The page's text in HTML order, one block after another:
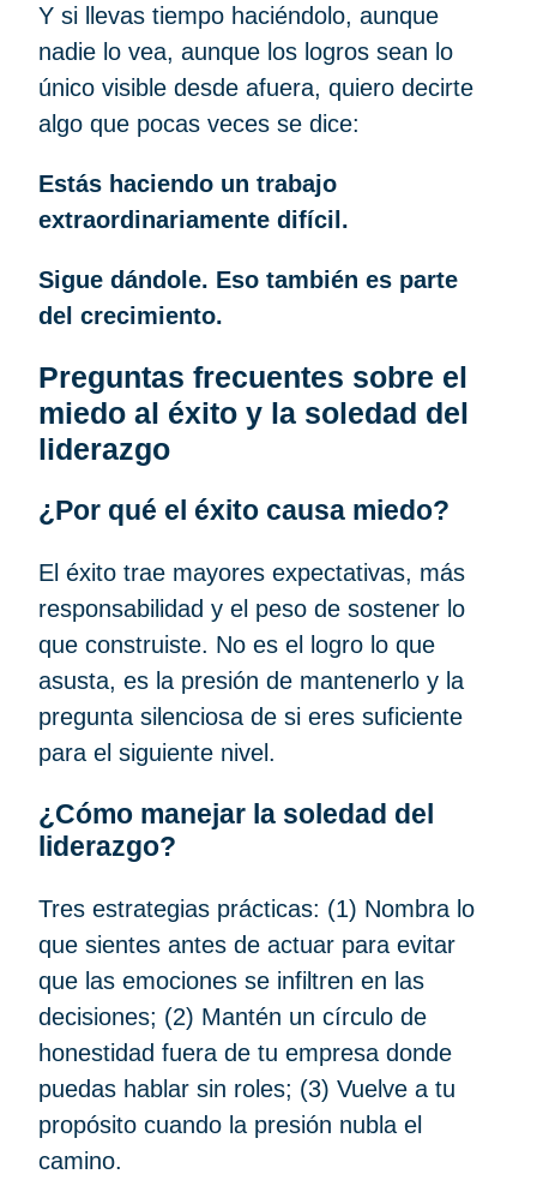
Y si llevas tiempo haciéndolo, aunque
nadie lo vea, aunque los logros sean lo
único visible desde afuera, quiero decirte
algo que pocas veces se dice:
Estás haciendo un trabajo
extraordinariamente difícil.
Sigue dándole. Eso también es parte
del crecimiento.
Preguntas frecuentes sobre el
miedo al éxito y la soledad del
liderazgo
¿Por qué el éxito causa miedo?
El éxito trae mayores expectativas, más
responsabilidad y el peso de sostener lo
que construiste. No es el logro lo que
asusta, es la presión de mantenerlo y la
pregunta silenciosa de si eres suficiente
para el siguiente nivel.
¿Cómo manejar la soledad del
liderazgo?
Tres estrategias prácticas: (1) Nombra lo
que sientes antes de actuar para evitar
que las emociones se infiltren en las
decisiones; (2) Mantén un círculo de
honestidad fuera de tu empresa donde
puedas hablar sin roles; (3) Vuelve a tu
propósito cuando la presión nubla el
camino.